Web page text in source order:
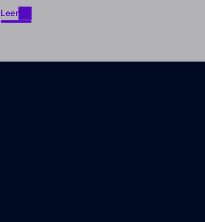
carrera de seguridad de manera inteligente.
Leer
Leer